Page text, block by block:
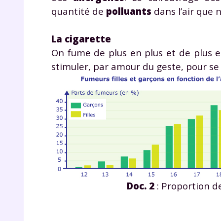
quantité de polluants dans l’air que
La cigarette
On fume de plus en plus et de plus
stimuler, par amour du geste, pour
Doc. 2: Proportion